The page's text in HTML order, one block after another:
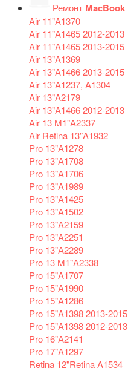
Ремонт MacBook
Air 11"A1370
Air 11"A1465 2012-2013
Air 11"A1465 2013-2015
Air 13"A1369
Air 13"A1466 2013-2015
Air 13"A1237, A1304
Air 13"A2179
Air 13"A1466 2012-2013
Air 13 M1"A2337
Air Retina 13″A1932
Pro 13"A1278
Pro 13"A1708
Pro 13"A1706
Pro 13"A1989
Pro 13"A1425
Pro 13"A1502
Pro 13"A2159
Pro 13"A2251
Pro 13"A2289
Pro 13 M1"A2338
Pro 15"A1707
Pro 15"A1990
Pro 15"A1286
Pro 15"A1398 2013-2015
Pro 15"A1398 2012-2013
Pro 16"A2141
Pro 17"A1297
Retina 12"Retina A1534